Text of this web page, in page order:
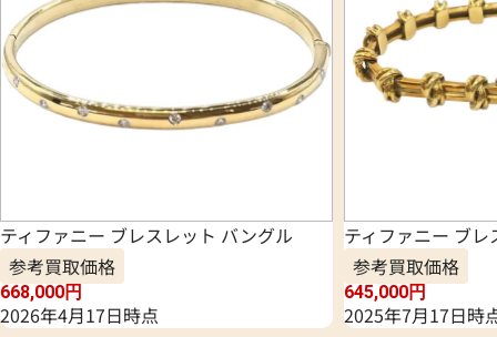
ティファニー ブレスレット バングル
参考買取価格
668,000円
2026年4月17日時点
ティファニー ブ
参考買取価格
645,000円
2025年7月17日時